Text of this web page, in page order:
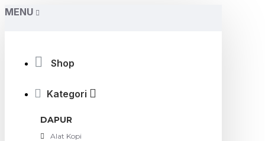
MENU
Shop
Kategori
DAPUR
Alat Kopi